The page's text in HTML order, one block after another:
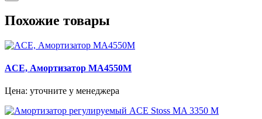
Похожие товары
ACE, Амортизатор MA4550M
Цена: уточните у менеджера